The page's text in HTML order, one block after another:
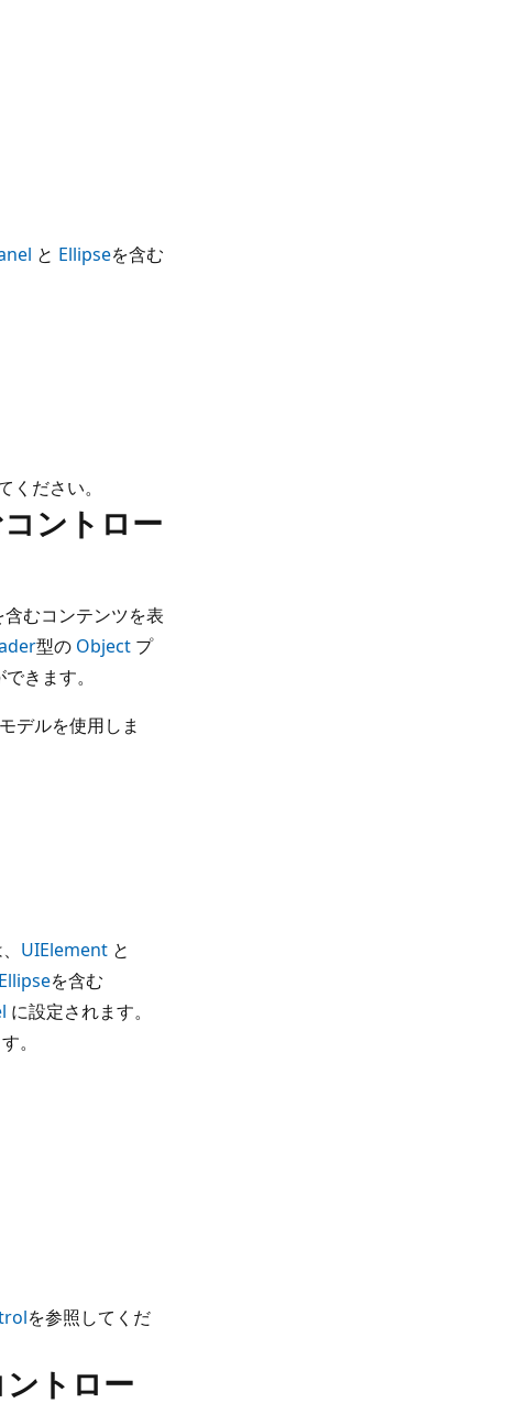
と Ellipseを含む
ください。
ントロー
むコンテンツを表
型の Object プ
きます。
デルを使用しま
UIElement と
Ellipseを含む
に設定されます。
。
を参照してくだ
トロー